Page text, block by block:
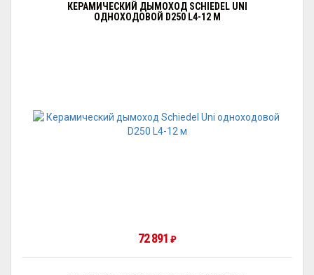
КЕРАМИЧЕСКИЙ ДЫМОХОД SCHIEDEL UNI
ОДНОХОДОВОЙ D250 L4-12 М
72 891 ₽